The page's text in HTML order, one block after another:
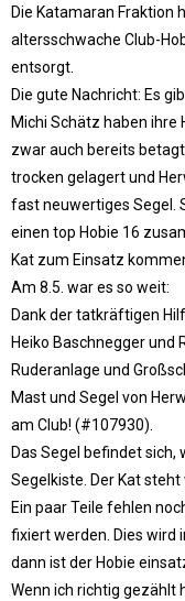
Die Katamaran Fraktion
altersschwache Club-
entsorgt.
Die gute Nachricht: Es
Michi Schätz haben ihre
zwar auch bereits
trocken gelagert und
fast neuwertiges Segel.
einen top Hobie 16
Kat zum Einsatz
Am 8.5. war es so weit:
Dank der tatkräftigen
Heiko Baschnegger und
Ruderanlage und
Mast und Segel von
am Club! (#107930).
Das Segel befindet sich,
Segelkiste. Der Kat
Ein paar Teile fehlen
fixiert werden. Dies wird
dann ist der Hobie
Wenn ich richtig gezählt